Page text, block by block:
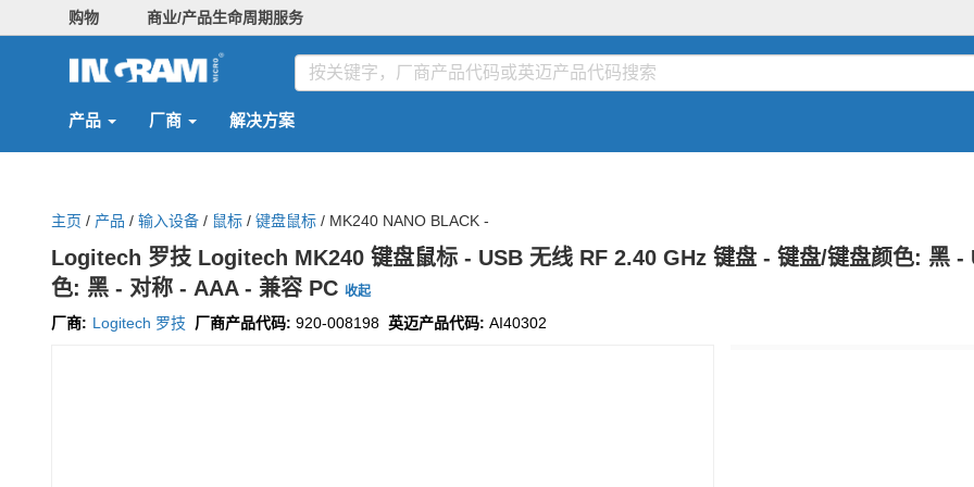
购物 商业/产品生命周期服务
产品 厂商 解决方案
主页 / 产品 / 输入设备 / 鼠标 / 键盘鼠标 / MK240 NANO BLACK -
Logitech 罗技 Logitech MK240 键盘鼠标 - USB 无线 RF 2.40 GHz 键盘 - 键盘/键盘颜色: 黑
色: 黑 - 对称 - AAA - 兼容 PC 收起
厂商: Logitech 罗技 厂商产品代码: 920-008198 英迈产品代码: AI40302